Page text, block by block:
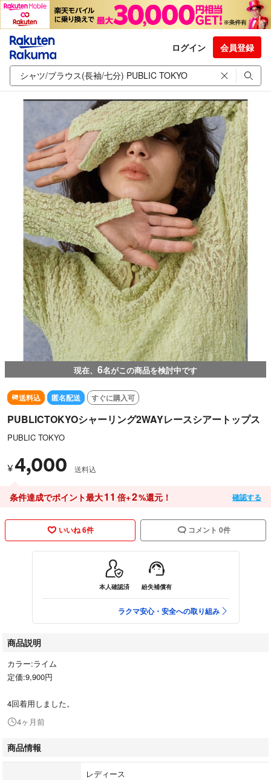
ログイン 会員登録
現在、 6名がこの商品を検討中です
送料込 匿名配送 すぐに購入可
PUBLICTOKYOシャーリング2WAYレースシアートップス
PUBLIC TOKYO
¥4,000 送料込
条件達成でポイント最大11 倍+2%還元！ 確認する
いいね 6件 コメント 0件
本人確認済 紛失補償有
ラクマ安心・安全への取り組み
商品説明
カラー:ライム
定価:9,900円
4回着用しました。
4ヶ月前
商品情報
レディース